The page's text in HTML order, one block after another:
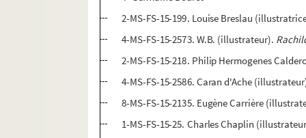
2-MS-FS-15-199. Louise Breslau
4-MS-FS-15-2573. W.B. (illustrateur).
2-MS-FS-15-218. Philip Hermogenes
4-MS-FS-15-2586. Caran d'Ache
8-MS-FS-15-2135. Eugène Carrière
1-MS-FS-15-25. Charles Chaplin